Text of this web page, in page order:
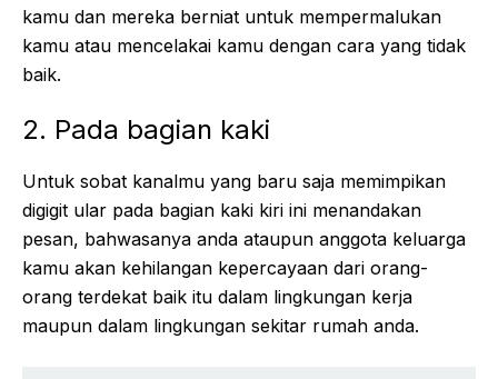
kamu dan mereka berniat untuk mempermalukan
kamu atau mencelakai kamu dengan cara yang tidak
baik.
2. Pada bagian kaki
Untuk sobat kanalmu yang baru saja memimpikan
digigit ular pada bagian kaki kiri ini menandakan
pesan, bahwasanya anda ataupun anggota keluarga
kamu akan kehilangan kepercayaan dari orang-
orang terdekat baik itu dalam lingkungan kerja
maupun dalam lingkungan sekitar rumah anda.